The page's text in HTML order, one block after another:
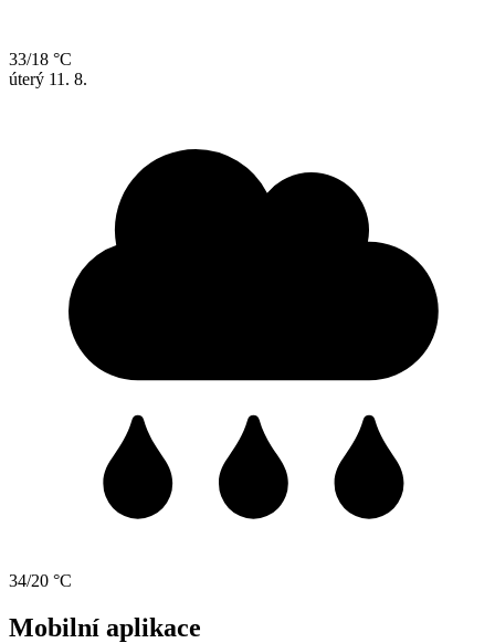
33/18 °C
úterý 11. 8.
34/20 °C
Mobilní aplikace